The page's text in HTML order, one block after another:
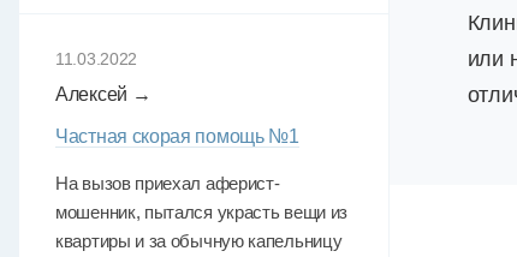
или
11.03.2022
Алексей →
Частная скорая помощь №1
На вызов приехал аферист-
мошенник, пытался украсть вещи из
квартиры и за обычную капельницу